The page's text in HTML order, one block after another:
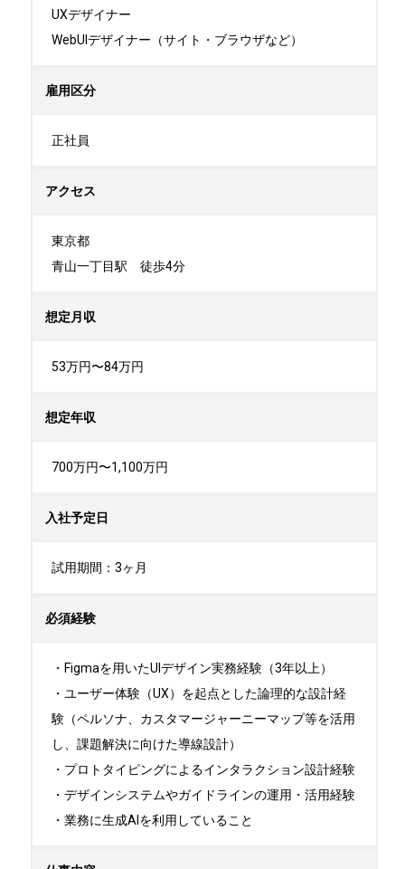
UXデザイナー
WebUIデザイナー（サイト・ブラウザなど）
雇用区分
正社員
アクセス
東京都
青山一丁目駅　徒歩4分
想定月収
53万円〜84万円
想定年収
700万円〜1,100万円
入社予定日
試用期間：3ヶ月
必須経験
・Figmaを用いたUIデザイン実務経験（3年以上）
・ユーザー体験（UX）を起点とした論理的な設計経
験（ペルソナ、カスタマージャーニーマップ等を活用
し、課題解決に向けた導線設計）
・プロトタイピングによるインタラクション設計経験
・デザインシステムやガイドラインの運用・活用経験
・業務に生成AIを利用していること